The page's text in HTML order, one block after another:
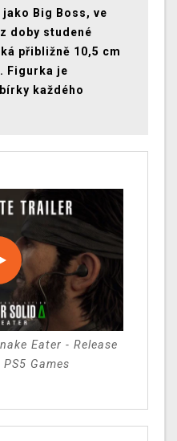
Big Boss, ve
doby studené
přibližně 10,5 cm
Figurka je
každého
Eater - Release
Games